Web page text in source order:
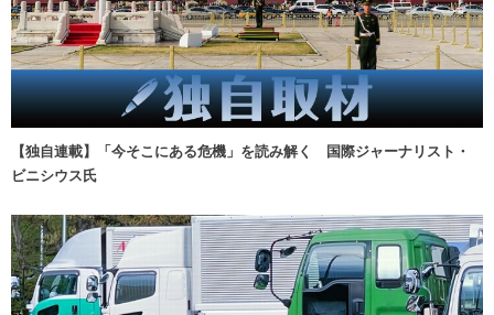
【独自連載】「今そこにある危機」を読み解く 国際ジャーナリスト・
ビニシウス氏